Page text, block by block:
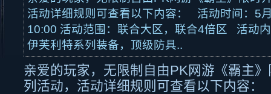
活动详细规则可查看以下内容： 活动时间：5
10:00 活动范围：联合大区，联合4倍区 活动
伊芙利特系列装备，顶级防具..
亲爱的玩家，无限制自由PK网游《霸主
列活动，活动详细规则可查看以下内容：